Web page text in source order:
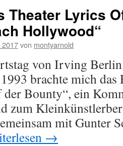
Theater Lyrics
Hollywood“
von montyarnold
von Irving
brachte mich das
der Bounty“, ein
zum
mit Gunter
→